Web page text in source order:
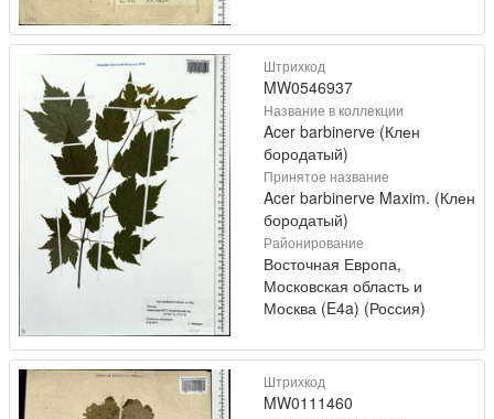
Штрихкод
MW0546937
Название в коллекции
Acer barbinerve (Клен
бородатый)
Принятое название
Acer barbinerve Maxim. (Клен
бородатый)
Районирование
Восточная Европа,
Московская область и
Москва (E4a) (Россия)
Штрихкод
MW0111460